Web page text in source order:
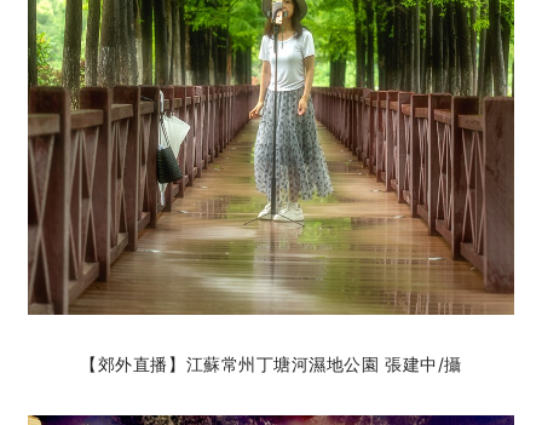
【郊外直播】江蘇常州丁塘河濕地公園 張建中/攝